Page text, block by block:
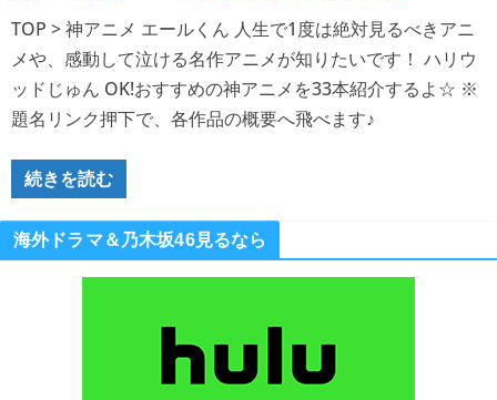
TOP > 神アニメ エールくん 人生で1度は絶対見るべきアニ
メや、感動して泣ける名作アニメが知りたいです！ ハリウ
ッドじゅん OK!おすすめの神アニメを33本紹介するよ☆ ※
題名リンク押下で、各作品の概要へ飛べます♪
続きを読む
海外ドラマ＆乃木坂46見るなら